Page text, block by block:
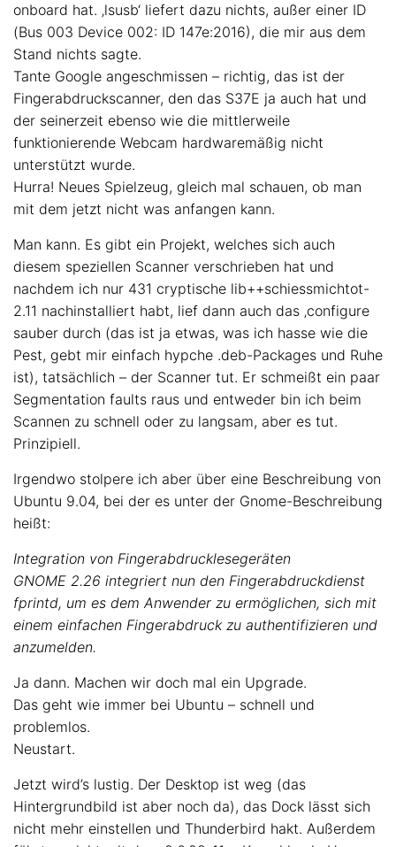
onboard hat. ‚lsusb‘ liefert dazu nichts, außer einer ID
(Bus 003 Device 002: ID 147e:2016), die mir aus dem
Stand nichts sagte.
Tante Google angeschmissen – richtig, das ist der
Fingerabdruckscanner, den das S37E ja auch hat und
der seinerzeit ebenso wie die mittlerweile
funktionierende Webcam hardwaremäßig nicht
unterstützt wurde.
Hurra! Neues Spielzeug, gleich mal schauen, ob man
mit dem jetzt nicht was anfangen kann.
Man kann. Es gibt ein Projekt, welches sich auch
diesem speziellen Scanner verschrieben hat und
nachdem ich nur 431 cryptische lib++schiessmichtot-
2.11 nachinstalliert habt, lief dann auch das ‚configure
sauber durch (das ist ja etwas, was ich hasse wie die
Pest, gebt mir einfach hypche .deb-Packages und Ruhe
ist), tatsächlich – der Scanner tut. Er schmeißt ein paar
Segmentation faults raus und entweder bin ich beim
Scannen zu schnell oder zu langsam, aber es tut.
Prinzipiell.
Irgendwo stolpere ich aber über eine Beschreibung von
Ubuntu 9.04, bei der es unter der Gnome-Beschreibung
heißt:
Integration von Fingerabdrucklesegeräten
GNOME 2.26 integriert nun den Fingerabdruckdienst
fprintd, um es dem Anwender zu ermöglichen, sich mit
einem einfachen Fingerabdruck zu authentifizieren und
anzumelden.
Ja dann. Machen wir doch mal ein Upgrade.
Das geht wie immer bei Ubuntu – schnell und
problemlos.
Neustart.
Jetzt wird’s lustig. Der Desktop ist weg (das
Hintergrundbild ist aber noch da), das Dock lässt sich
nicht mehr einstellen und Thunderbird hakt. Außerdem